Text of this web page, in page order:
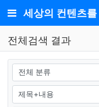
메뉴
세상의 컨텐츠
전체검색 결과
그룹
검색조건